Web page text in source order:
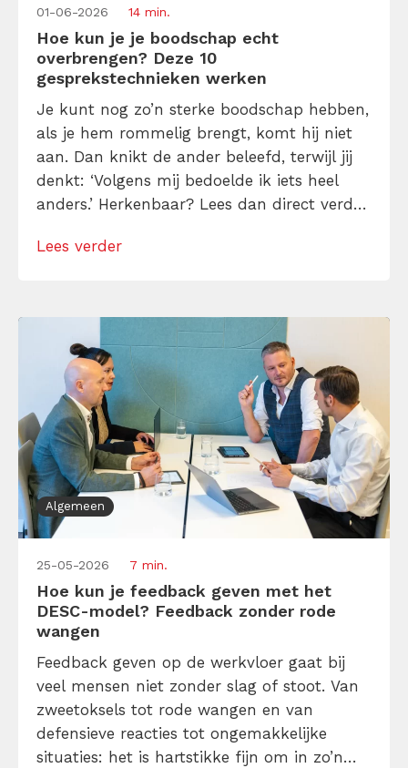
01-06-2026 14 min.
Hoe kun je je boodschap echt
overbrengen? Deze 10
gesprekstechnieken werken
Je kunt nog zo’n sterke boodschap hebben,
als je hem rommelig brengt, komt hij niet
aan. Dan knikt de ander beleefd, terwijl jij
denkt: ‘Volgens mij bedoelde ik iets heel
anders.’ Herkenbaar? Lees dan direct verder
overbrengt met 10 gesprekstechnieken,
Lees verder
Algemeen
25-05-2026 7 min.
Hoe kun je feedback geven met het
DESC-model? Feedback zonder rode
wangen
Feedback geven op de werkvloer gaat bij
veel mensen niet zonder slag of stoot. Van
zweetoksels tot rode wangen en van
defensieve reacties tot ongemakkelijke
situaties: het is hartstikke fijn om in zo’n